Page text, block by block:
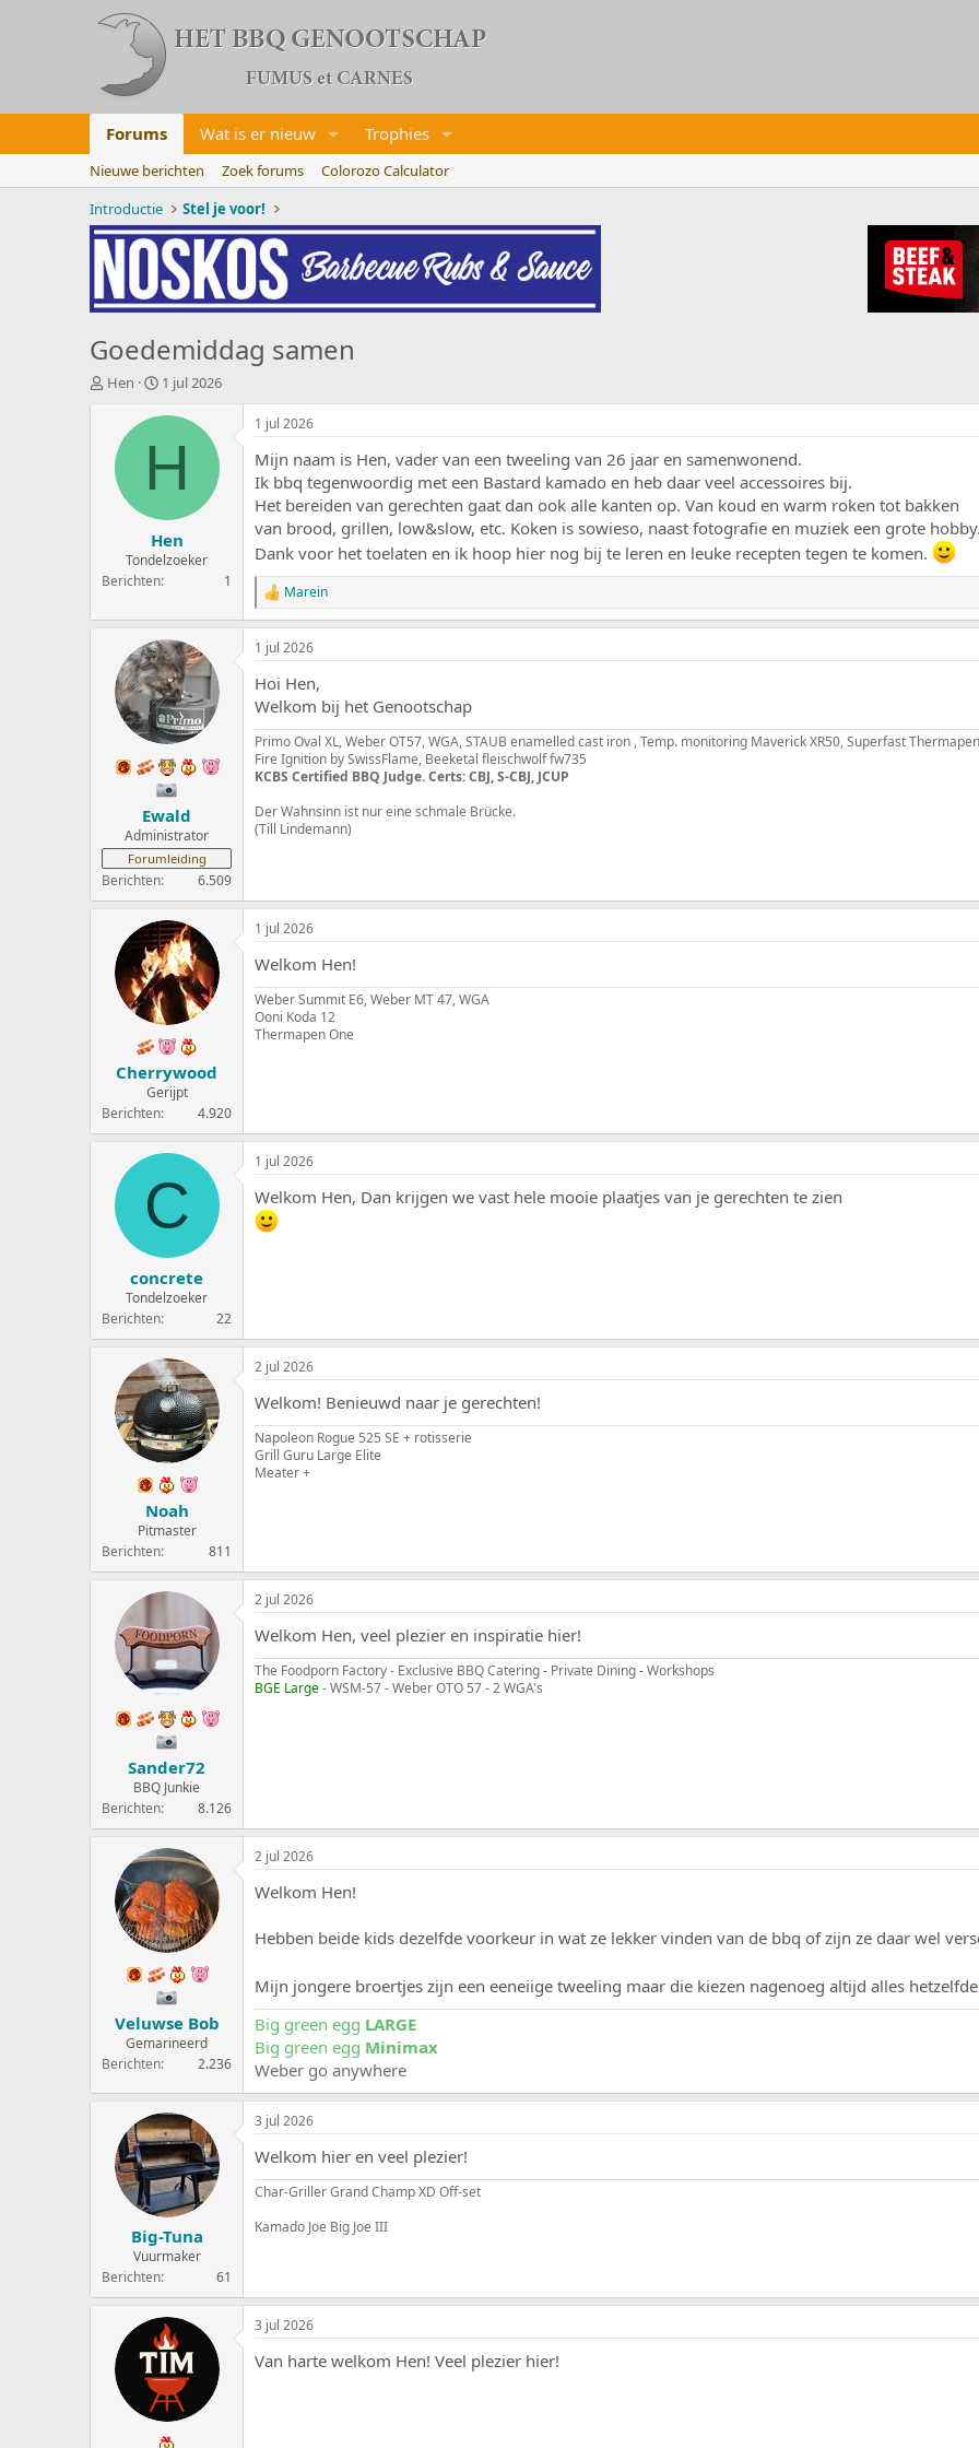
Forums Wat is er nieuw Trophies
Nieuwe berichten Zoek forums
Colorozo Calculator
Introductie
Stel je voor!
Goedemiddag samen
O
w
t
r
Hen
S
a
t
t
u
m
1 jul 2026
H
Hen
Tondelzoeker
Berichten
1
1 jul 2026
Mijn naam is Hen, vader van een tweeling van 26 jaar en samenwonend.
Ik bbq tegenwoordig met een Bastard kamado en heb daar veel accessoires bij.
Het bereiden van gerechten gaat dan ook alle kanten op. Van koud en warm roken tot bakken
van brood, grillen, low&slow, etc. Koken is sowieso, naast fotografie en muziek een grote hobby.
Dank voor het toelaten en ik hoop hier nog bij te leren en leuke recepten tegen te komen.
W
a
a
r
e
r
n
g
e
:
Marein
Ewald
Administrator
Forumleiding
Berichten 6.509
1 jul 2026
Hoi Hen,
Welkom bij het Genootschap
Primo Oval XL, Weber OT57, WGA, STAUB enamelled cast iron , Temp. monitoring Maverick XR50, Superfast
Fire Ignition by SwissFlame, Beeketal fleischwolf fw735
KCBS Certified BBQ Judge. Certs: CBJ, S-CBJ, JCUP
Der Wahnsinn ist nur eine schmale Brücke.
(Till Lindemann)
Cherrywood
Gerijpt
Berichten
4.920
1 jul 2026
Welkom Hen!
Weber Summit E6, Weber MT 47, WGA
Ooni Koda 12
Thermapen One
C
concrete
Tondelzoeker
Berichten
22
1 jul 2026
Welkom Hen, Dan krijgen we vast hele mooie plaatjes van je gerechten te zien
Noah
Pitmaster
Berichten
811
2 jul 2026
Welkom! Benieuwd naar je gerechten!
Napoleon Rogue 525 SE + rotisserie
Grill Guru Large Elite
Meater +
Sander72
BBQ Junkie
Berichten
8.126
2 jul 2026
Welkom Hen, veel plezier en inspiratie hier!
The Foodporn Factory - Exclusive BBQ Catering - Private Dining - Workshops
BGE Large- WSM-57 - Weber OTO 57 - 2 WGA's
Veluwse Bob
Gemarineerd
Berichten
2.236
2 jul 2026
Welkom Hen!
Hebben beide kids dezelfde voorkeur in wat ze lekker vinden van de bbq of zijn ze daar wel
Mijn jongere broertjes zijn een eeneiige tweeling maar die kiezen nagenoeg altijd alles hetzelfde
Big green egg LARGE
Big green egg Minimax
Weber go anywhere
Big-Tuna
Vuurmaker
Berichten
61
3 jul 2026
Welkom hier en veel plezier!
Char-Griller Grand Champ XD Off-set
Kamado Joe Big Joe III
3 jul 2026
Van harte welkom Hen! Veel plezier hier!